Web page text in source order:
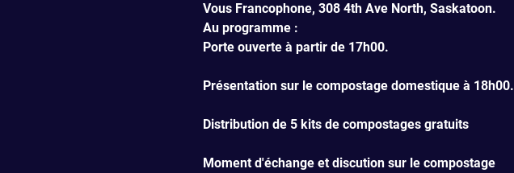
Vous Francophone, 308 4th Ave North, Saskatoon.
Au programme :
Porte ouverte à partir de 17h00.
Présentation sur le compostage domestique à 18h00.
Distribution de 5 kits de compostages gratuits
Moment d'échange et discution sur le compostage